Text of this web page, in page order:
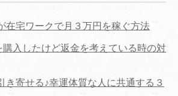
在宅ワークで月３万円を稼ぐ方法
購入したけど返金を考えている時の対
き寄せる♪幸運体質な人に共通する３